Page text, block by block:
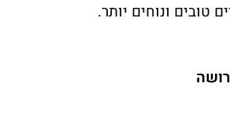
טובים ונוחים יותר.